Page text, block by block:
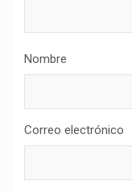
Nombre
Correo electrónico